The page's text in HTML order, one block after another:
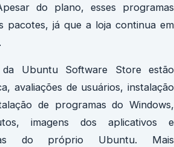
do plano, esses programas
pacotes, já que a loja continua em
Ubuntu Software Store estão
avaliações de usuários, instalação
de programas do Windows,
imagens dos aplicativos e
do próprio Ubuntu. Mais